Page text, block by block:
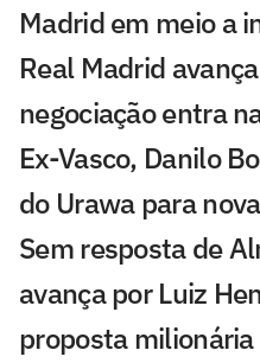
Madrid em meio a
Real Madrid
negociação entra
Ex-Vasco, Danilo
do Urawa para
Sem resposta de
avança por Luiz
proposta milionária